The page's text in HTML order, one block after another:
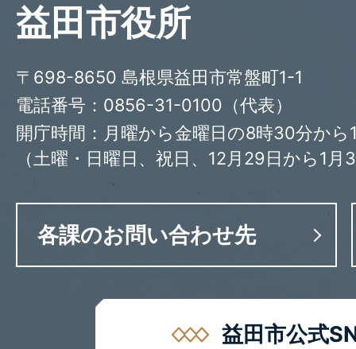
益田市役所
〒698-8650 島根県益田市常盤町1-1
電話番号：0856-31-0100（代表）
開庁時間：月曜から金曜日の8時30分から
（土曜・日曜日、祝日、12月29日から1月
各課のお問い合わせ先
益田市公式